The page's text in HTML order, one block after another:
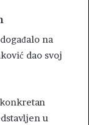
na
dao svoj
u